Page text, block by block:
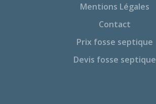
Mentions Légales
Contact
Prix fosse septique
Devis fosse septique